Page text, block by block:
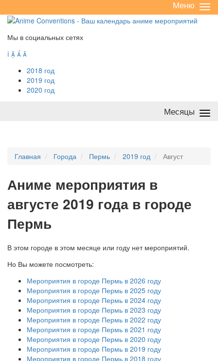
/
Меню
Мы в социальных сетях
   
2018 год
2019 год
2020 год
Месяцы
Главная Города Пермь 2019 год Август
Аниме мероприятия в
августе 2019 года в городе
Пермь
В этом городе в этом месяце или году нет мероприятий.
Но Вы можете посмотреть:
Мероприятия в городе Пермь в 2026 году
Мероприятия в городе Пермь в 2025 году
Мероприятия в городе Пермь в 2024 году
Мероприятия в городе Пермь в 2023 году
Мероприятия в городе Пермь в 2022 году
Мероприятия в городе Пермь в 2021 году
Мероприятия в городе Пермь в 2020 году
Мероприятия в городе Пермь в 2019 году
Мероприятия в городе Пермь в 2018 году